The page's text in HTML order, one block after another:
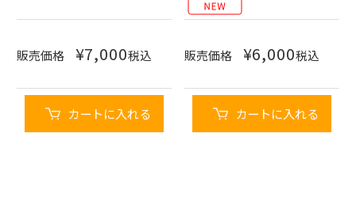
販売価格 ¥7,000税込
カートに入れる
販売価格 ¥6,000税込
カートに入れる